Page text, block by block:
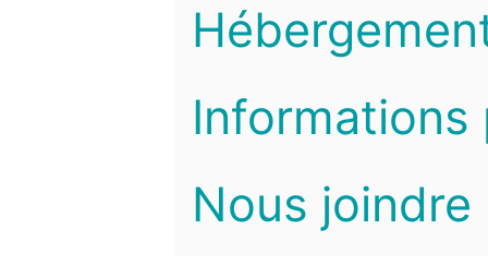
Informations
Nous joindre